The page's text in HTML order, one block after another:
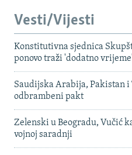
Vesti/Vijesti
Konstitutivna sjednica
ponovo traži 'dodatno
Saudijska Arabija, Pakistan
odbrambeni pakt
Zelenski u Beogradu, Vučić
vojnoj saradnji